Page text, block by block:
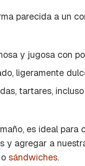
parecida a un
y jugosa con
ligeramente
tartares,
es ideal para
y agregar a
o sándwiches.